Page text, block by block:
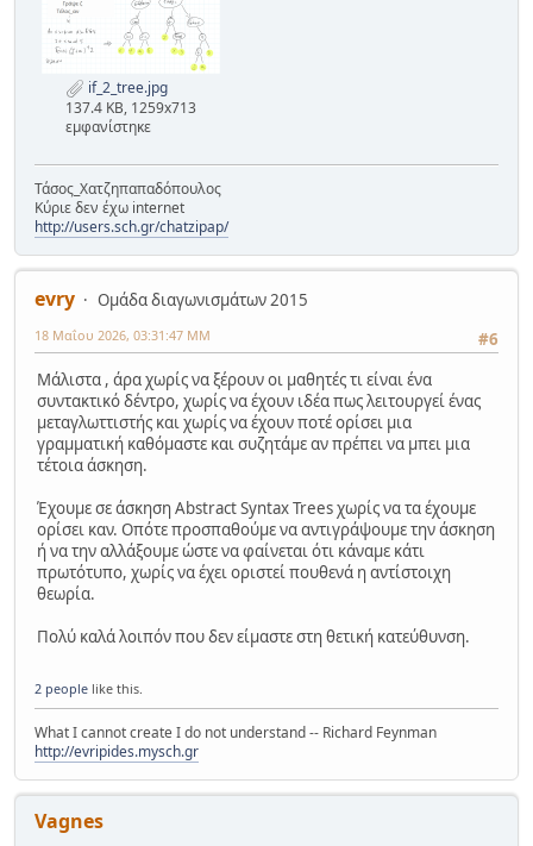
if_2_tree.jpg
137.4 KB, 1259x713
εμφανίστηκε
Τάσος_Χατζηπαπαδόπουλος
Κύριε δεν έχω internet
http://users.sch.gr/chatzipap/
evry
Ομάδα διαγωνισμάτων 2015
#6
18 Μαΐου 2026, 03:31:47 ΜΜ
Μάλιστα , άρα χωρίς να ξέρουν οι μαθητές τι είναι ένα
συντακτικό δέντρο, χωρίς να έχουν ιδέα πως λειτουργεί ένας
μεταγλωττιστής και χωρίς να έχουν ποτέ ορίσει μια
γραμματική καθόμαστε και συζητάμε αν πρέπει να μπει μια
τέτοια άσκηση.
Έχουμε σε άσκηση Abstract Syntax Trees χωρίς να τα έχουμε
ορίσει καν. Οπότε προσπαθούμε να αντιγράψουμε την άσκηση
ή να την αλλάξουμε ώστε να φαίνεται ότι κάναμε κάτι
πρωτότυπο, χωρίς να έχει οριστεί πουθενά η αντίστοιχη
θεωρία.
Πολύ καλά λοιπόν που δεν είμαστε στη θετική κατεύθυνση.
2 people like this.
What I cannot create I do not understand -- Richard Feynman
http://evripides.mysch.gr
Vagnes